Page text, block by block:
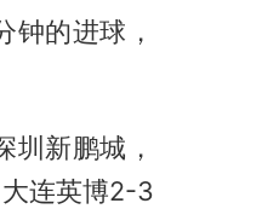
的进球，
新鹏城，
连英博2-3